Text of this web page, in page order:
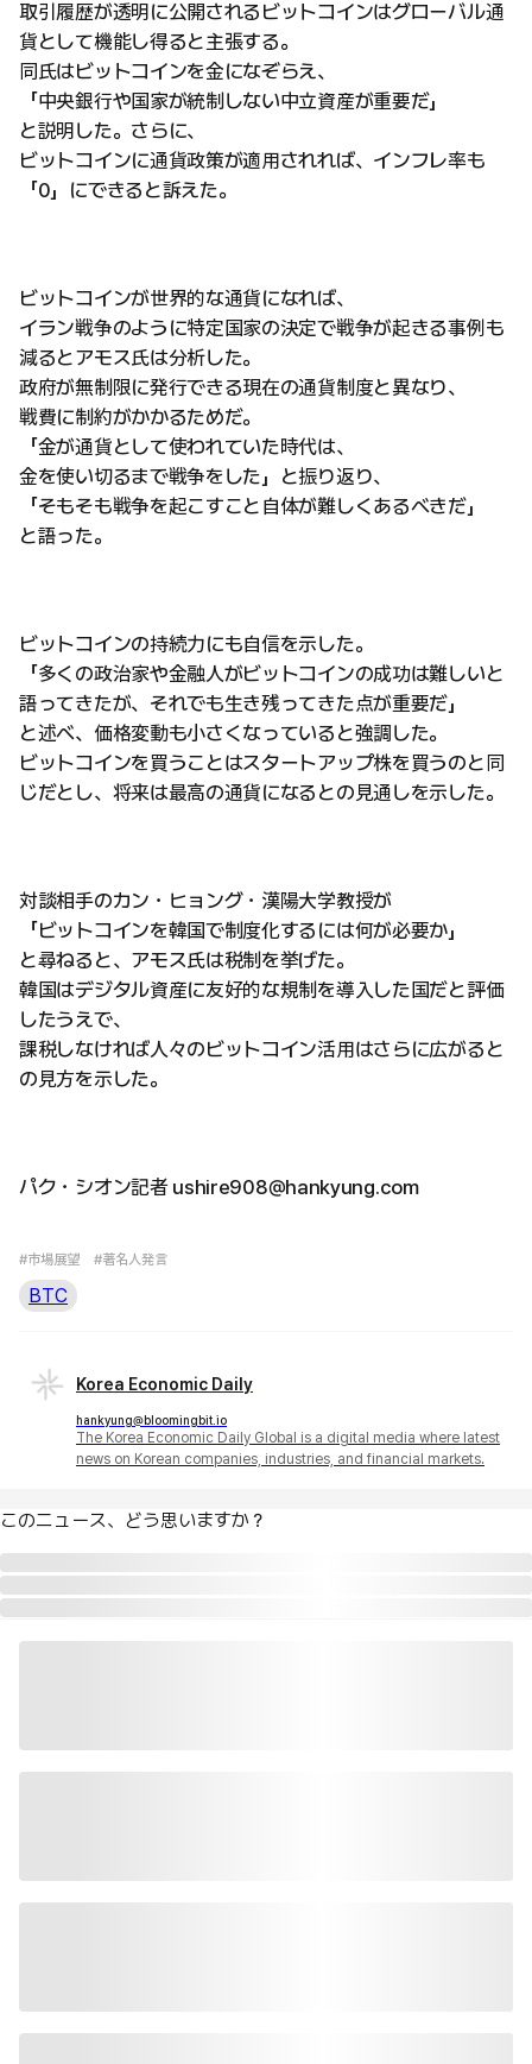
取引履歴が透明に公開されるビットコインはグローバル通
貨として機能し得ると主張する。
同氏はビットコインを金になぞらえ、
「中央銀行や国家が統制しない中立資産が重要だ」
と説明した。さらに、
ビットコインに通貨政策が適用されれば、インフレ率も
「0」にできると訴えた。
ビットコインが世界的な通貨になれば、
イラン戦争のように特定国家の決定で戦争が起きる事例も
減るとアモス氏は分析した。
政府が無制限に発行できる現在の通貨制度と異なり、
戦費に制約がかかるためだ。
「金が通貨として使われていた時代は、
金を使い切るまで戦争をした」と振り返り、
「そもそも戦争を起こすこと自体が難しくあるべきだ」
と語った。
ビットコインの持続力にも自信を示した。
「多くの政治家や金融人がビットコインの成功は難しいと
語ってきたが、それでも生き残ってきた点が重要だ」
と述べ、価格変動も小さくなっていると強調した。
ビットコインを買うことはスタートアップ株を買うのと同
じだとし、将来は最高の通貨になるとの見通しを示した。
対談相手のカン・ヒョング・漢陽大学教授が
「ビットコインを韓国で制度化するには何が必要か」
と尋ねると、アモス氏は税制を挙げた。
韓国はデジタル資産に友好的な規制を導入した国だと評価
したうえで、
課税しなければ人々のビットコイン活用はさらに広がると
の見方を示した。
パク・シオン記者 ushire908@hankyung.com
#市場展望 #著名人発言
BTC
Korea Economic Daily
hankyung@bloomingbit.io
The Korea Economic Daily Global is a digital media where latest
news on Korean companies, industries, and financial markets.
このニュース、どう思いますか？